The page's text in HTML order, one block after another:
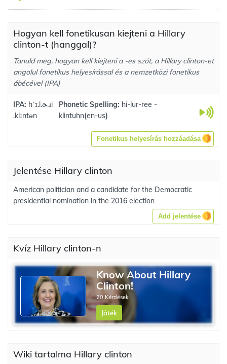
Hogyan kell fonetikusan kiejteni a Hillary
clinton-t (hanggal)?
Tanuld meg, hogyan kell kiejteni a -es szót, a Hillary clinton-et
angolul fonetikus helyesírással és a nemzetközi fonetikus
ábécével (IPA)
IPA: hˈɪ.l.ɚ.ɹi
.klɪntən
Phonetic Spelling: hi-lur-ree -
klintuhn(en-us)
Fonetikus helyesírás hozzáadása
Jelentése Hillary clinton
American politician and a candidate for the Democratic
presidential nomination in the 2016 election
Add jelentése
Kvíz Hillary clinton-n
Know About Hillary
Clinton!
20 Kérdések
Játék
Wiki tartalma Hillary clinton